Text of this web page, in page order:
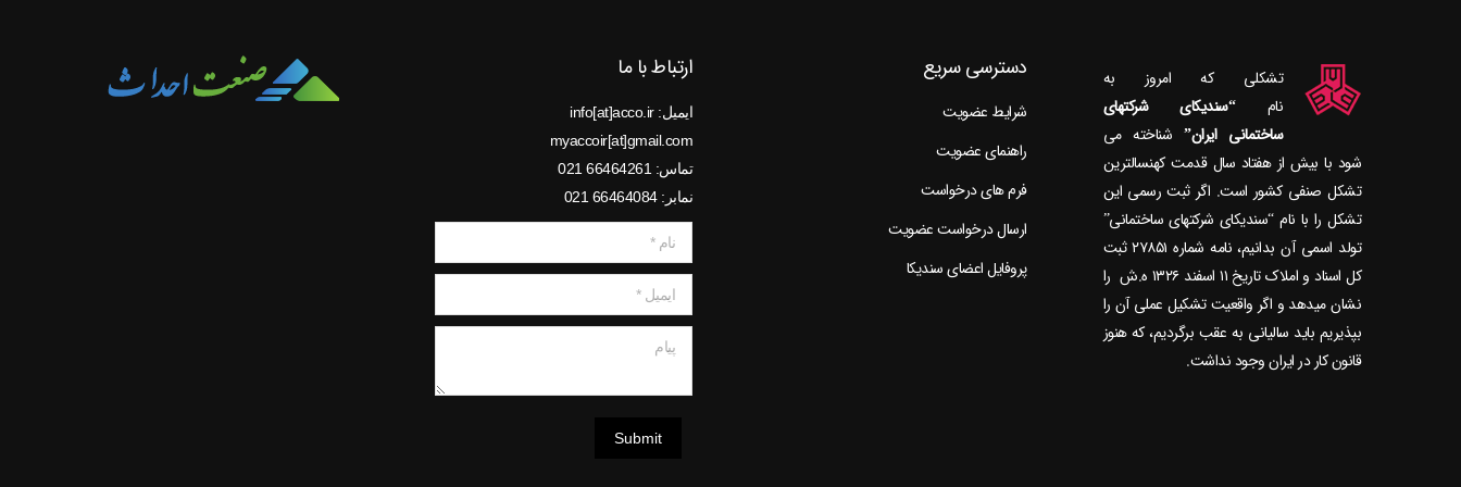
تشکلی که امروز به
نام“سندیکای شرکتهای
ساختمانی ایران”
شود با بیش از هفتاد سال قدمت کهنسال‎ترین
تشکل صنفی کشور است. اگر ثبت رسمی این
تشکل را با نام “سندیکای شرکتهای ساختمانی”
تولد اسمی آن بدانیم، نامه شماره ۲۷۸۵۱ ثبت
کل اسناد و املاک تاریخ ۱۱ اسفند ۱۳۲۶ ه.ش را
نشان می‎دهد و اگر واقعیت تشکیل عملی آن را
بپذیریم باید سالیانی به عقب برگردیم، که هنوز
قانون کار در ایران وجود نداشت.
دسترسی سریع
شرایط عضویت
راهنمای عضویت
فرم های درخواست
ارسال درخواست عضویت
پروفایل اعضای سندیکا
ارتباط با ما
ایمیل: info[at]acco.ir
myaccoir[at]gmail.com
تماس: 66464261 021
نمابر: 66464084 021
نام *
ایمیل *
Submit